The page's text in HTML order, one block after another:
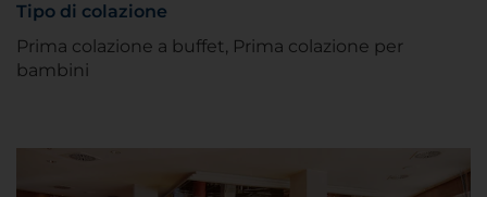
Tipo di colazione
Prima colazione a buffet, Prima colazione per
bambini